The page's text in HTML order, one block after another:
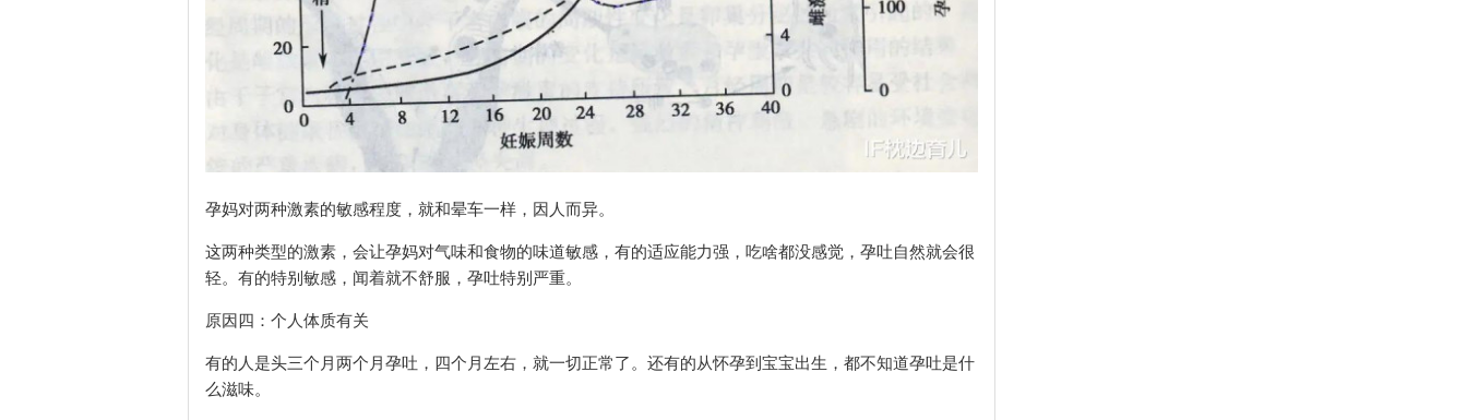
孕妈对两种激素的敏感程度，就和晕车一样，因人而异。
这两种类型的激素，会让孕妈对气味和食物的味道敏感，有的适应能力强，吃啥都没感觉，孕吐自然就会很
轻。有的特别敏感，闻着就不舒服，孕吐特别严重。
原因四：个人体质有关
有的人是头三个月两个月孕吐，四个月左右，就一切正常了。还有的从怀孕到宝宝出生，都不知道孕吐是什
么滋味。